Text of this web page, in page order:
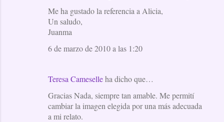
Me ha gustado la referencia a Alicia,
Un saludo,
Juanma
6 de marzo de 2010 a las 1:20
Teresa Cameselleha dicho que…
Gracias Nada, siempre tan amable. Me permití
cambiar la imagen elegida por una más adecuada
a mi relato.